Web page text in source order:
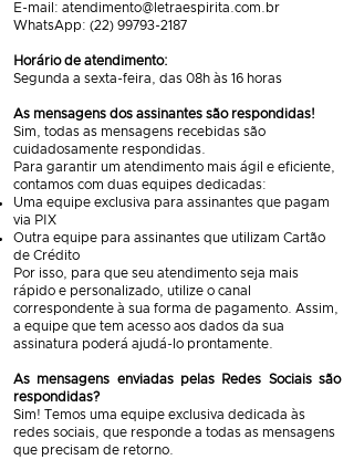
E-mail: atendimento@letraespirita.com.br
WhatsApp: (22) 99793-2187
Horário de atendimento:
Segunda a sexta-feira, das 08h às 16 horas
As mensagens dos assinantes são respondidas!
Sim, todas as mensagens recebidas são
cuidadosamente respondidas.
Para garantir um atendimento mais ágil e eficiente,
contamos com duas equipes dedicadas:
Uma equipe exclusiva para assinantes que pagam
via PIX
Outra equipe para assinantes que utilizam Cartão
de Crédito
Por isso, para que seu atendimento seja mais
rápido e personalizado, utilize o canal
correspondente à sua forma de pagamento. Assim,
a equipe que tem acesso aos dados da sua
assinatura poderá ajudá-lo prontamente.
As mensagens enviadas pelas Redes Sociais são
respondidas?
Sim! Temos uma equipe exclusiva dedicada às
redes sociais, que responde a todas as mensagens
que precisam de retorno.